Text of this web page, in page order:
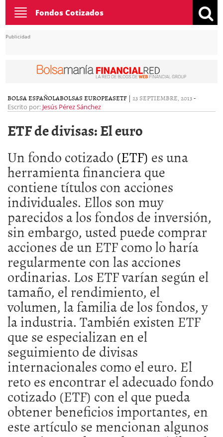
Toggle
navigation
Fondos Cotizados
Publicidad
BOLSA ESPAÑOLABOLSAS EUROPEASETF | 23 SEPTIEMBRE, 2013-
Escrito por: Jesús Pérez Sánchez
ETF de divisas: El euro
Un fondo cotizado (ETF) es una
herramienta financiera que
contiene títulos con acciones
individuales. Ellos son muy
parecidos a los fondos de inversión,
sin embargo, usted puede comprar
acciones de un ETF como lo haría
regularmente con las acciones
ordinarias. Los ETF varían según el
tamaño, el rendimiento, el
volumen, la familia de los fondos, y
la industria. También existen ETF
que se especializan en el
seguimiento de divisas
internacionales como el euro. El
reto es encontrar el adecuado fondo
cotizado (ETF) con el que pueda
obtener beneficios importantes, en
este artículo se mencionan algunos